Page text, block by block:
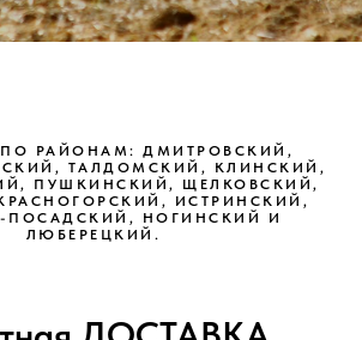
РАЙОНАМ: ДМИТРОВСКИЙ,
ТАЛДОМСКИЙ, КЛИНСКИЙ,
ПУШКИНСКИЙ, ЩЕЛКОВСКИЙ,
ИСТРИНСКИЙ,
ПОСАДСКИЙ, НОГИНСКИЙ И
ЛЮБЕРЕЦКИЙ.